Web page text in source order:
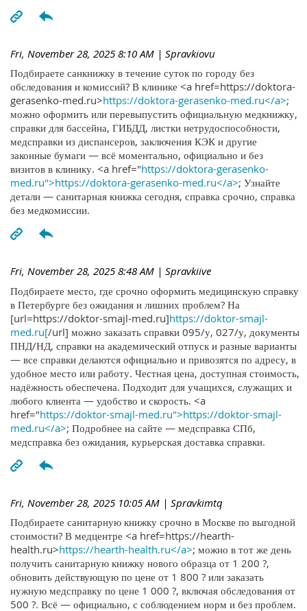
Fri, November 28, 2025 8:10 AM | Spravkiovu
Подбираете санкнижку в течение суток по городу без
обследования и комиссий? В клинике <a href=https://doktora-
gerasenko-med.ru>https://doktora-gerasenko-med.ru</a>;
можно оформить или перевыпустить официальную медкнижку,
справки для бассейна, ГИБДД, листки нетрудоспособности,
медсправки из диспансеров, заключения КЭК и другие
законные бумаги — всё моментально, официально и без
визитов в клинику. <a href="https://doktora-gerasenko-
med.ru">https://doktora-gerasenko-med.ru</a>; Узнайте
детали — санитарная книжка сегодня, справка срочно, справка
без медкомиссии.
Fri, November 28, 2025 8:48 AM | Spravkiive
Подбираете место, где срочно оформить медицинскую справку
в Петербурге без ожидания и лишних проблем? На
[url=https://doktor-smajl-med.ru]https://doktor-smajl-
med.ru[/url] можно заказать справки 095/у, 027/у, документы
ПНД/НД, справки на академический отпуск и разные варианты
— все справки делаются официально и привозятся по адресу, в
удобное место или работу. Честная цена, доступная стоимость,
надёжность обеспечена. Подходит для учащихся, служащих и
любого клиента — удобство и скорость. <a
href="https://doktor-smajl-med.ru">https://doktor-smajl-
med.ru</a>; Подробнее на сайте — медсправка СПб,
медсправка без ожидания, курьерская доставка справки.
Fri, November 28, 2025 10:05 AM | Spravkimtq
Подбираете санитарную книжку срочно в Москве по выгодной
стоимости? В медцентре <a href=https://hearth-
health.ru>https://hearth-health.ru</a>; можно в тот же день
получить санитарную книжку нового образца от 1 200 ?,
обновить действующую по цене от 1 800 ? или заказать
нужную медсправку по цене 1 000 ?, включая обследования от
500 ?. Всё — официально, с соблюдением норм и без проблем.